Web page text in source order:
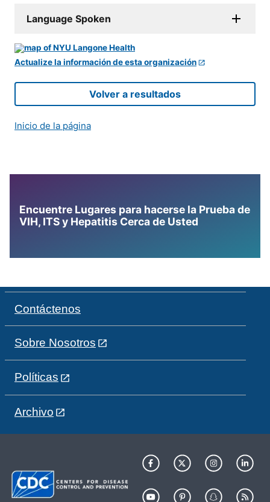
Language Spoken
Actualize la información de esta organización
Volver a resultados
Inicio de la página
Encuentre Lugares para hacerse la Prueba de
VIH, ITS y Hepatitis Cerca de Usted
Contáctenos
Sobre Nosotros
Políticas
Archivo